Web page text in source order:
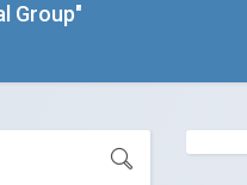
Group"